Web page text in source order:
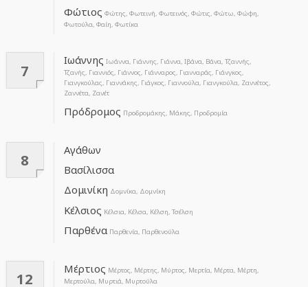
Φώτιος Φώτης, Φωτεινή, Φωτεινός, Φώτις, Φώτω, Φώφη,
Φωτούλα, Φαίη, Φωτίκα
7
Ιωάννης Ιωάννα, Γιάννης, Γιάννα, Ιβάνα, Βάνα, Τζαννής,
Τζανής, Γιαννιός, Γιάννος, Γιάνναρος, Γιανναράς, Γιάνγκος,
Γιανγκούλας, Γιαννάκης, Γιάγκος, Γιαννούλα, Γιανγκούλα, Ζαννέτος,
Ζαννέτα, Ζανέτ
Πρόδρομος Προδρομάκης, Μάκης, Προδρομία
8
Αγάθων
Βασίλισσα
Δομινίκη Δομνίκα, Δομνίκη
Κέλσιος Κέλσια, Κέλσα, Κέλση, Τσέλση
Παρθένα Παρθενία, Παρθενούλα
12
Μέρτιος Μέρτος, Μέρτης, Μύρτος, Μερτία, Μέρτα, Μέρτη,
Μερτούλα, Μυρτιά, Μυρτούλα